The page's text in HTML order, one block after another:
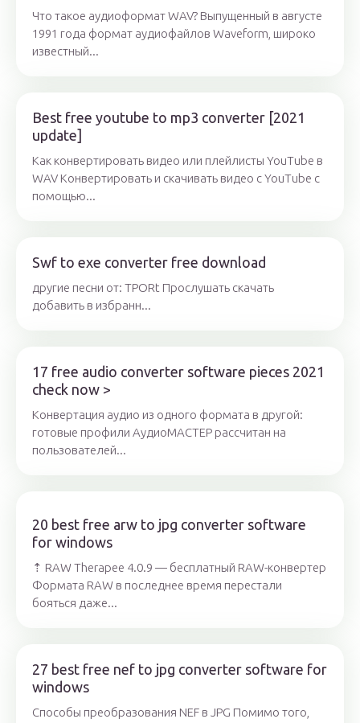
Что такое аудиоформат WAV? Выпущенный в августе
1991 года формат аудиофайлов Waveform, широко
известный...
Best free youtube to mp3 converter [2021
update]
Как конвертировать видео или плейлисты YouTube в
WAV Конвертировать и скачивать видео с YouTube с
помощью...
Swf to exe converter free download
другие песни от: TPORt Прослушать скачать
добавить в избранн...
17 free audio converter software pieces 2021
check now >
Конвертация аудио из одного формата в другой:
готовые профили АудиоМАСТЕР рассчитан на
пользователей...
20 best free arw to jpg converter software
for windows
⇡ RAW Therapee 4.0.9 — бесплатный RAW-конвертер
Формата RAW в последнее время перестали
бояться даже...
27 best free nef to jpg converter software for
windows
Способы преобразования NEF в JPG Помимо того,